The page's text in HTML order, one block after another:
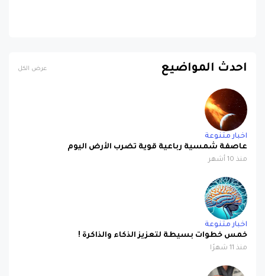
احدث المواضيع عرض الكل
اخبار متنوعة
عاصفة شمسية رباعية قوية تضرب الأرض اليوم
منذ 10 أشهر
اخبار متنوعة
خمس خطوات بسيطة لتعزيز الذكاء والذاكرة !
منذ 11 شهرًا